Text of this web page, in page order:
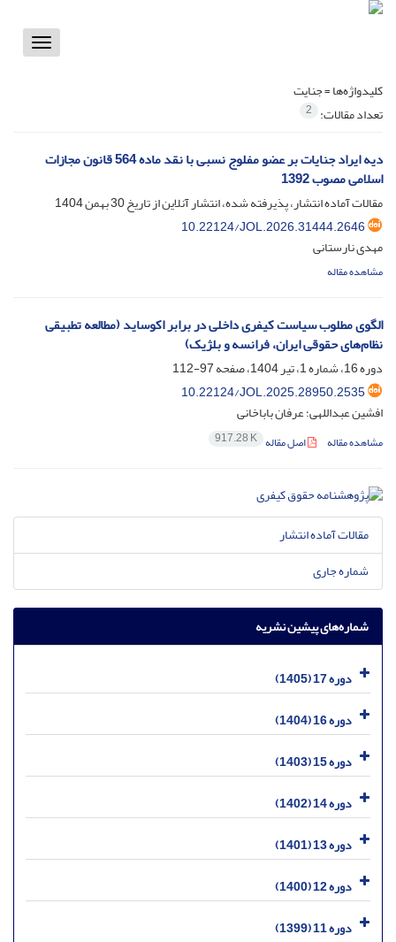
Toggle
کلیدواژه‌ها =جنایت
تعداد مقالات: 2
دیه ایراد جنایات بر عضو مفلوج نسبی با نقد ماده 564 قانون مجازات
اسلامی مصوب 1392
مقالات آماده انتشار، پذیرفته شده، انتشار آنلاین از تاریخ30 بهمن 1404
10.22124/JOL.2026.31444.2646
مهدی نارستانی
مشاهده مقاله
الگوی مطلوب سیاست کیفری داخلی در برابر اکوساید (مطالعه تطبیقی
نظام‌های حقوقی ایران، فرانسه و بلژیک)
دوره 16، شماره 1، تیر 1404، صفحه
97-112
10.22124/JOL.2025.28950.2535
افشین عبداللهی؛ عرفان باباخانی
مشاهده مقاله اصل مقاله 917.28 K
مقالات آماده انتشار
شماره جاری
شماره‌های پیشین نشریه
دوره 17 (1405)
دوره 16 (1404)
دوره 15 (1403)
دوره 14 (1402)
دوره 13 (1401)
دوره 12 (1400)
دوره 11 (1399)